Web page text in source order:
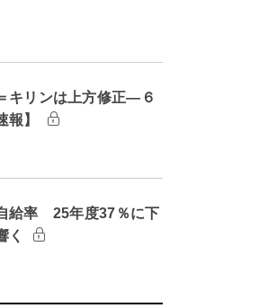
キリンは上方修正―６
報】
給率 25年度37％に下
く